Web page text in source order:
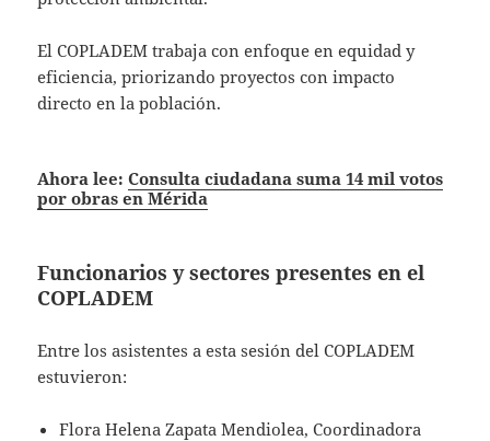
El COPLADEM trabaja con enfoque en equidad y
eficiencia, priorizando proyectos con impacto
directo en la población.
Ahora lee:Consulta ciudadana suma 14 mil votos
por obras en Mérida
Funcionarios y sectores presentes en el
COPLADEM
Entre los asistentes a esta sesión del COPLADEM
estuvieron:
Flora Helena Zapata Mendiolea, Coordinadora